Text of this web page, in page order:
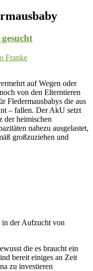
Franke
auf Wegen oder
von den Elterntieren
Fledermausbabys die aus
– fallen. Der AkU setzt
der heimischen
nahezu ausgelastet,
großzuziehen und
in der Aufzucht von
die es braucht ein
bereit einiges an Zeit
zu investieren